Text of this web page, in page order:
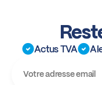
Actus TVA